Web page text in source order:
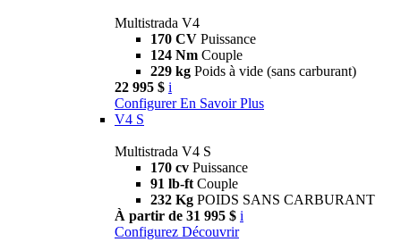
Multistrada V4
170 CV Puissance
124 Nm Couple
229 kg Poids à vide (sans carburant)
22 995 $ i
Configurer En Savoir Plus
V4 S
Multistrada V4 S
170 cv Puissance
91 lb-ft Couple
232 Kg POIDS SANS CARBURANT
À partir de 31 995 $ i
Configurez Découvrir